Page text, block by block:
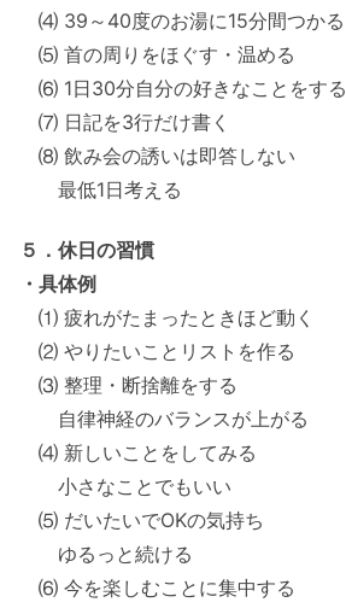
⑷ 39～40度のお湯に15分間つかる
⑸ 首の周りをほぐす・温める
⑹ 1日30分自分の好きなことをする
⑺ 日記を3行だけ書く
⑻ 飲み会の誘いは即答しない
最低1日考える
５．休日の習慣
・具体例
⑴ 疲れがたまったときほど動く
⑵ やりたいことリストを作る
⑶ 整理・断捨離をする
自律神経のバランスが上がる
⑷ 新しいことをしてみる
小さなことでもいい
⑸ だいたいでOKの気持ち
ゆるっと続ける
⑹ 今を楽しむことに集中する